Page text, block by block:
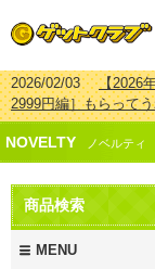
【2026
2999円編］もらって
2026/07/15【2026
ング 更新しました！
2026/04/03 【2026
新しました！
NOVELTY ノベルティ
商品検索
MENU